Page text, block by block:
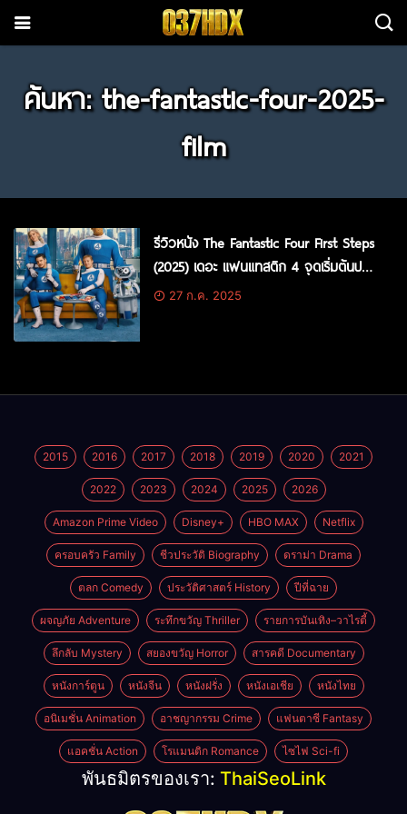
ค้นหา: the-fantastic-four-2025-
film
รีวิวหนัง The Fantastic Four First Steps
(2025) เดอะ แฟนแทสติก 4 จุดเริ่มต้นปฐม
บทใหม่27 ก.ค. 2025
2015 2016 2017 2018 2019 2020 2021
2022 2023 2024 2025 2026
Amazon Prime Video Disney+ HBO MAX Netflix
ครอบครัว Family ชีวประวัติ Biography ดราม่า Drama
ตลก Comedy ประวัติศาสตร์ History ปีที่ฉาย
ผจญภัย Adventure ระทึกขวัญ Thriller รายการบันเทิง–วาไรตี้
ลึกลับ Mystery สยองขวัญ Horror สารคดี Documentary
หนังการ์ตูน หนังจีน หนังฝรั่ง หนังเอเชีย หนังไทย
อนิเมชั่น Animation อาชญากรรม Crime แฟนตาซี Fantasy
แอคชั่น Action โรแมนติก Romance ไซไฟ Sci-fi
พันธมิตรของเรา: ThaiSeoLink